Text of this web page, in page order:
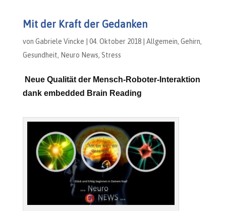
Mit der Kraft der Gedanken
von Gabriele Vincke 04. Oktober 2018| Allgemein, Gehirn,
Gesundheit, Neuro News, Stress
Neue Qualität der Mensch-Roboter-Interaktion
dank embedded Brain Reading